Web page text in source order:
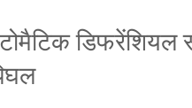
डिफरेंशियल